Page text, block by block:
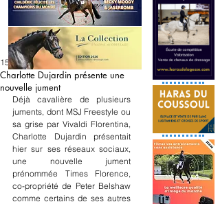
Charlotte Dujardin présente une
nouvelle jument
15 févr. 2022
Déjà cavalière de plusieurs
juments, dont MSJ Freestyle ou
sa grise par Vivaldi Florentina,
Charlotte Dujardin présentait
hier sur ses réseaux sociaux,
une nouvelle jument
prénommée Times Florence,
co-propriété de Peter Belshaw
comme certains de ses autres